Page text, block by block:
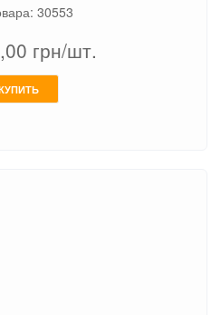
30553
грн/шт.